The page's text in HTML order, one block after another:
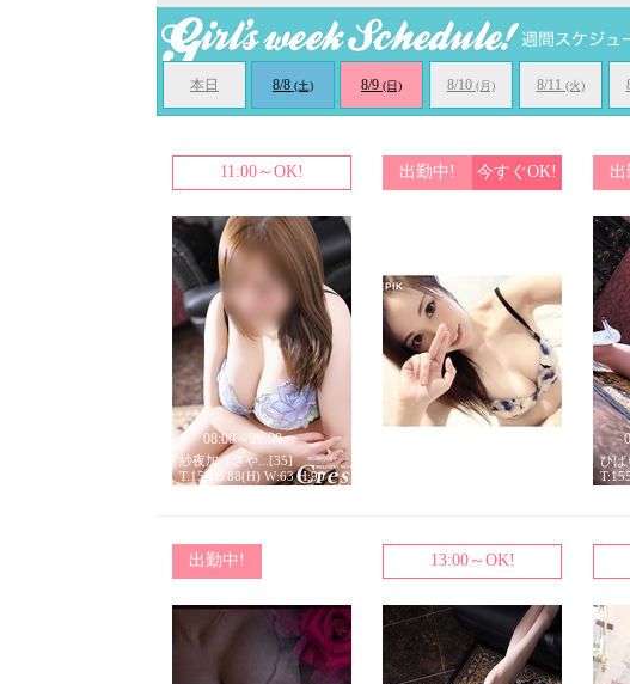
本日 8/8 (土) 8/9 (日) 8/10(月) 8/11 (火)
11:00～OK!
08:00～20:00
紗夜加（さや...[35]
T:152 B:88(H) W:63 H:90
出勤中! 今すぐOK!
ひ
出勤中! 13:00～OK!